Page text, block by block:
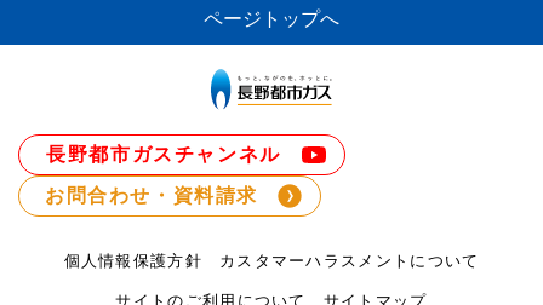
ページトップへ
長野都市ガスチャンネル
お問合わせ・資料請求
個人情報保護方針 カスタマーハラスメントについて
サイトのご利用について サイトマップ